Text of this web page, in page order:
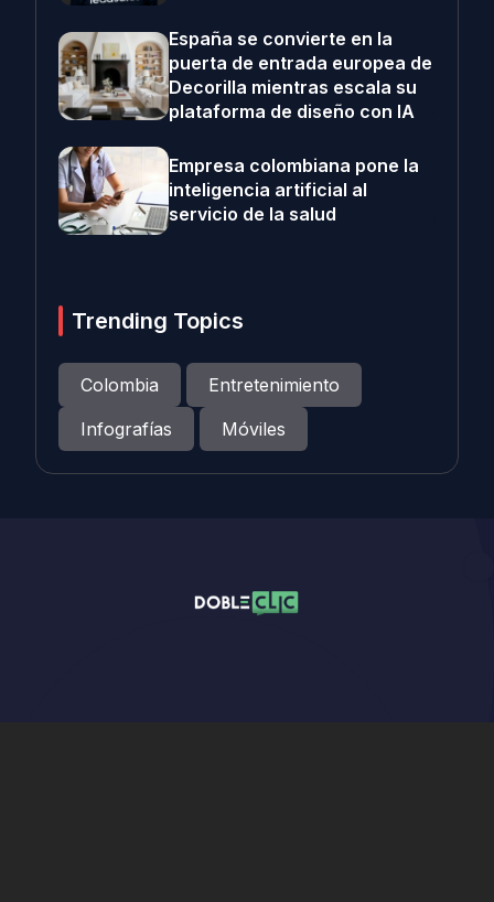
España se convierte en la
puerta de entrada europea de
Decorilla mientras escala su
plataforma de diseño con IA
Empresa colombiana pone la
inteligencia artificial al
servicio de la salud
Trending Topics
Colombia
Entretenimiento
Infografías
Móviles